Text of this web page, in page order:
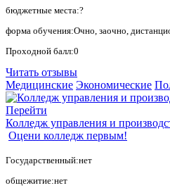
бюджетные места:?
форма обучения:Очно, заочно,
Проходной балл:0
Читать отзывы
Медицинские Экономические
Перейти
Колледж управления и
Оцени колледж первым!
Государственный:нет
общежитие:нет